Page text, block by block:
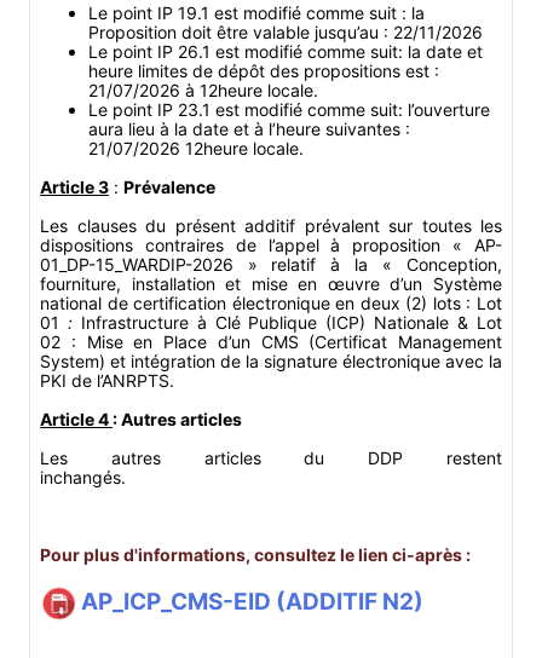
Le point IP 19.1 est modifié comme suit : la
Proposition doit être valable jusqu’au : 22/11/2026
Le point IP 26.1 est modifié comme suit: la date et
heure limites de dépôt des propositions est :
21/07/2026 à 12heure locale.
Le point IP 23.1 est modifié comme suit: l’ouverture
aura lieu à la date et à l’heure suivantes :
21/07/2026 12heure locale.
Article 3 : Prévalence
Les clauses du présent additif prévalent sur toutes les
dispositions contraires de l’appel à proposition « AP-
01_DP-15_WARDIP-2026 »
relatif à la « Conception,
fourniture, installation et mise en œuvre d’un Système
national de certification électronique en deux (2) lots : Lot
01 :Infrastructure à Clé Publique (ICP) Nationale & Lot
02 : Mise en Place d’un CMS (Certificat Management
System) et intégration de la signature électronique avec la
PKI de l’ANRPTS.
Article 4 : Autres articles
Les autres articles du DDP restent
inchangés.
Pour plus d'informations, consultez le lien ci-après :
AP_ICP_CMS-EID (ADDITIF N2)